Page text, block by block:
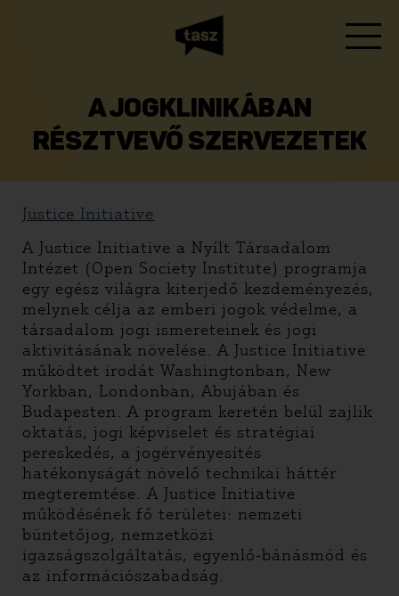
A JOGKLINIKÁBAN
RÉSZTVEVŐ SZERVEZETEK
Justice Initiative
A Justice Initiative a Nyílt Társadalom
Intézet (Open Society Institute) programja
egy egész világra kiterjedő kezdeményezés,
melynek célja az emberi jogok védelme, a
társadalom jogi ismereteinek és jogi
aktivitásának növelése. A Justice Initiative
működtet irodát Washingtonban, New
Yorkban, Londonban, Abujában és
Budapesten. A program keretén belül zajlik
oktatás, jogi képviselet és stratégiai
pereskedés, a jogérvényesítés
hatékonyságát növelő technikai háttér
megteremtése. A Justice Initiative
működésének fő területei: nemzeti
büntetőjog, nemzetközi
igazságszolgáltatás, egyenlő-bánásmód és
az információszabadság.